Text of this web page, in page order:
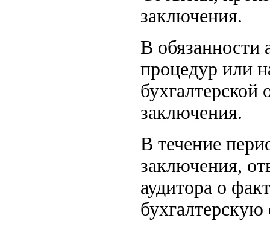
заключения.
В обязанности
процедур или
бухгалтерской
заключения.
В течение
заключения,
аудитора о
бухгалтерскую